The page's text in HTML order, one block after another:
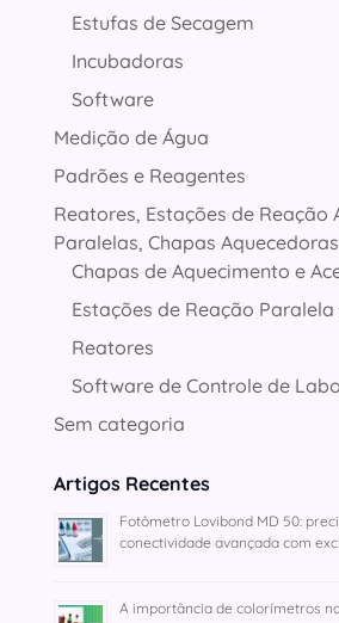
Estufas de Secagem
Incubadoras
Software
Medição de Água
Padrões e Reagentes
Reatores, Estações de Reação
Paralelas, Chapas
Chapas de Aquecimento e
Estações de Reação
Reatores
Software de Controle de
Sem categoria
Artigos Recentes
Fotômetro Lovibond MD 50:
conectividade avançada com
A importância de colorímetros